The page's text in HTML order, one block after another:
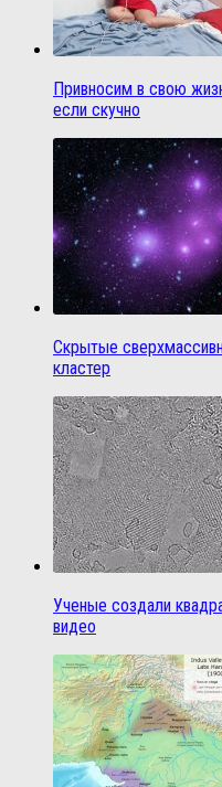
Привносим в свою
если скучно
Скрытые
кластер
Ученые создали
видео